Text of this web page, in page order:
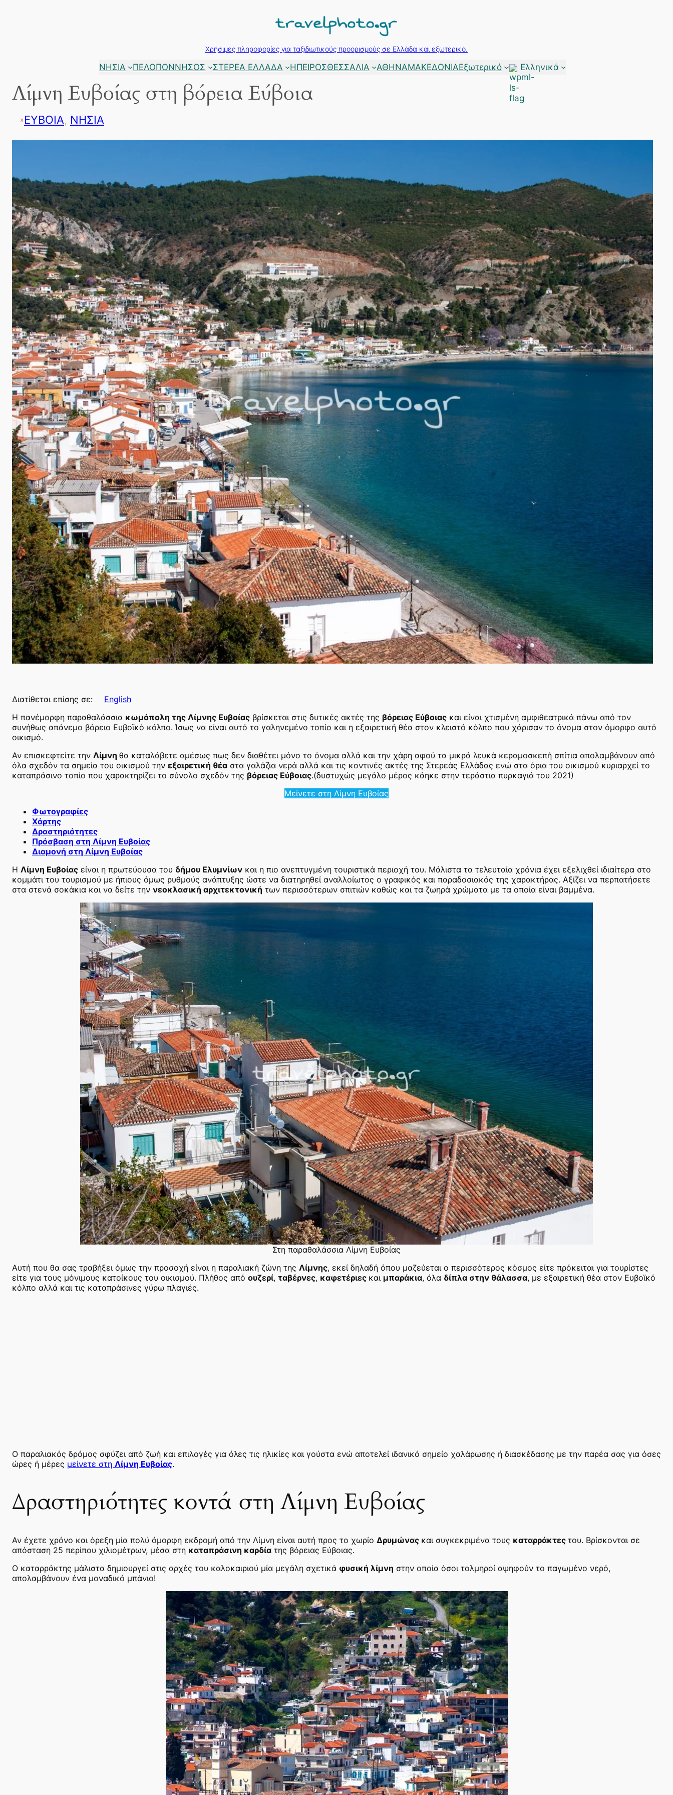
Χρήσιμες πληροφορίες για ταξιδιωτικούς προορισμούς σε Ελλάδα και εξωτερικό.
ΝΗΣΙΑ ΠΕΛΟΠΟΝΝΗΣΟΣ ΣΤΕΡΕΑ ΕΛΛΑΔΑ ΗΠΕΙΡΟΣΘΕΣΣΑΛΙΑ ΑΘΗΝΑΜΑΚΕΔΟΝΙΑΕξωτερικό Ελληνικά
Λίμνη Ευβοίας στη βόρεια Εύβοια
»ΕΥΒΟΙΑ, ΝΗΣΙΑ
Διατίθεται επίσης σε:
English
Η πανέμορφη παραθαλάσσια κωμόπολη της Λίμνης Ευβοίας βρίσκεται στις δυτικές ακτές της βόρειας Εύβοιας και είναι χτισμένη αμφιθεατρικά πάνω από τον
συνήθως απάνεμο βόρειο Ευβοϊκό κόλπο. Ίσως να είναι αυτό το γαληνεμένο τοπίο και η εξαιρετική θέα στον κλειστό κόλπο που χάρισαν το όνομα στον όμορφο αυτό
οικισμό.
Αν επισκεφτείτε την Λίμνη θα καταλάβετε αμέσως πως δεν διαθέτει μόνο το όνομα αλλά και την χάρη αφού τα μικρά λευκά κεραμοσκεπή σπίτια απολαμβάνουν από
όλα σχεδόν τα σημεία του οικισμού την εξαιρετική θέα στα γαλάζια νερά αλλά και τις κοντινές ακτές της Στερεάς Ελλάδας ενώ στα όρια του οικισμού κυριαρχεί το
καταπράσινο τοπίο που χαρακτηρίζει το σύνολο σχεδόν της βόρειας Εύβοιας.(δυστυχώς μεγάλο μέρος κάηκε στην τεράστια πυρκαγιά του 2021)
Μείνετε στη Λίμνη Ευβοίας
Φωτογραφίες
Χάρτης
Δραστηριότητες
Πρόσβαση στη Λίμνη Ευβοίας
Διαμονή στη Λίμνη Ευβοίας
Η Λίμνη Ευβοίας είναι η πρωτεύουσα του δήμου Ελυμνίων και η πιο ανεπτυγμένη τουριστικά περιοχή του. Μάλιστα τα τελευταία χρόνια έχει εξελιχθεί ιδιαίτερα στο
κομμάτι του τουρισμού με ήπιους όμως ρυθμούς ανάπτυξης ώστε να διατηρηθεί αναλλοίωτος ο γραφικός και παραδοσιακός της χαρακτήρας. Αξίζει να περπατήσετε
στα στενά σοκάκια και να δείτε την νεοκλασική αρχιτεκτονική των περισσότερων σπιτιών καθώς και τα ζωηρά χρώματα με τα οποία είναι βαμμένα.
Στη παραθαλάσσια Λίμνη Ευβοίας
Αυτή που θα σας τραβήξει όμως την προσοχή είναι η παραλιακή ζώνη της Λίμνης, εκεί δηλαδή όπου μαζεύεται ο περισσότερος κόσμος είτε πρόκειται για τουρίστες
είτε για τους μόνιμους κατοίκους του οικισμού. Πλήθος από ουζερί, ταβέρνες, καφετέριες και μπαράκια, όλα δίπλα στην θάλασσα, με εξαιρετική θέα στον Ευβοϊκό
κόλπο αλλά και τις καταπράσινες γύρω πλαγιές.
Ο παραλιακός δρόμος σφύζει από ζωή και επιλογές για όλες τις ηλικίες και γούστα ενώ αποτελεί ιδανικό σημείο χαλάρωσης ή διασκέδασης με την παρέα σας για όσες
ώρες ή μέρες μείνετε στη Λίμνη Ευβοίας.
Δραστηριότητες κοντά στη Λίμνη Ευβοίας
Αν έχετε χρόνο και όρεξη μία πολύ όμορφη εκδρομή από την Λίμνη είναι αυτή προς το χωρίο Δρυμώνας και συγκεκριμένα τους καταρράκτες του. Βρίσκονται σε
απόσταση 25 περίπου χιλιομέτρων, μέσα στη καταπράσινη καρδία της βόρειας Εύβοιας.
Ο καταρράκτης μάλιστα δημιουργεί στις αρχές του καλοκαιριού μία μεγάλη σχετικά φυσική λίμνη στην οποία όσοι τολμηροί αψηφούν το παγωμένο νερό,
απολαμβάνουν ένα μοναδικό μπάνιο!